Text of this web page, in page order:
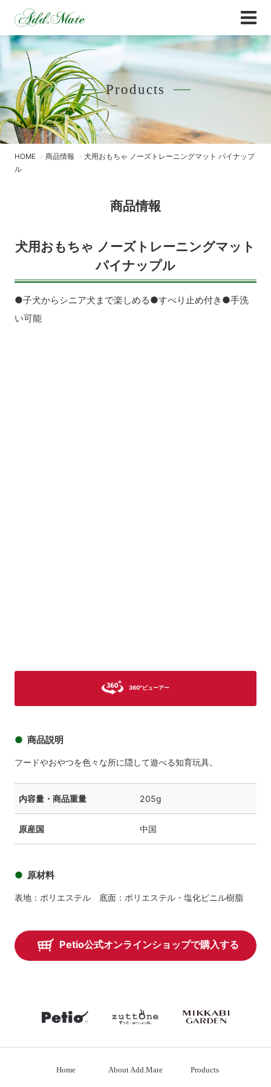
商品情報 - Add.Mate -アド・メイト オフィシ
Products
HOME 商品情報
犬用おもちゃ ノーズトレーニングマット パイナップ
ル
商品情報
犬用おもちゃ ノーズトレーニングマット
パイナップル
●子犬からシニア犬まで楽しめる●すべり止め付き●手洗
い可能
360°ビューアー
商品説明
フードやおやつを色々な所に隠して遊べる知育玩具。
内容量・商品重量 205g
原産国 中国
原材料
表地：ポリエステル 底面：ポリエステル・塩化ビニル樹脂
Petio公式オンラインショップで購入する
Home About Add.Mate Products